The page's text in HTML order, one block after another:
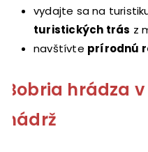
vydajte sa na
turistických trás z
navštívte prírodnú
Bobria hrádza
nádrž